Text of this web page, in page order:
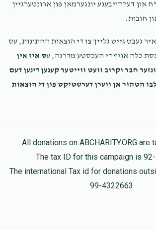
דערהויבענע יונגערמאן פון ארונטערגיין
חובות.
געבט גייט גלייך צו די הוצאות החתונות, עס
כלה אויף די העכסטע מדרגה, עס איז אין
חבר וקרוב וועט ווייטער קענען דינען דעם
הטהור אן ווערן דערשטיקט פון די הוצאות
All donations on ABCHARITY.ORG are
The tax ID for this campaign is
The international Tax id for donations
99-4322663